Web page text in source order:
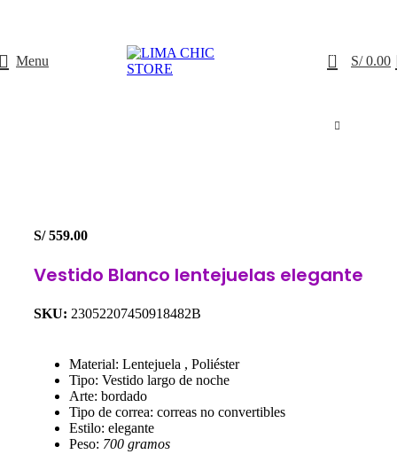
Menu 0 S/0.00
S/559.00
Vestido Blanco lentejuelas elegante
SKU: 23052207450918482B
Material: Lentejuela , Poliéster
Tipo: Vestido largo de noche
Arte: bordado
Tipo de correa: correas no convertibles
Estilo: elegante
Peso: 700 gramos